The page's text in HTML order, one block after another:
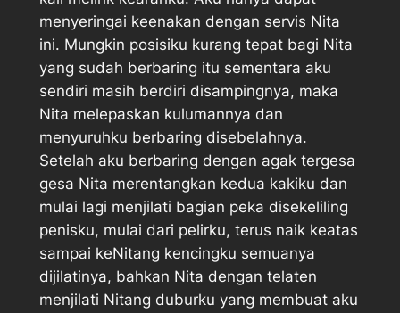
menyeringai keenakan dengan servis Nita
ini. Mungkin posisiku kurang tepat bagi Nita
yang sudah berbaring itu sementara aku
sendiri masih berdiri disampingnya, maka
Nita melepaskan kulumannya dan
menyuruhku berbaring disebelahnya.
Setelah aku berbaring dengan agak tergesa
gesa Nita merentangkan kedua kakiku dan
mulai lagi menjilati bagian peka disekeliling
penisku, mulai dari pelirku, terus naik keatas
sampai keNitang kencingku semuanya
dijilatinya, bahkan Nita dengan telaten
menjilati Nitang duburku yang membuat aku